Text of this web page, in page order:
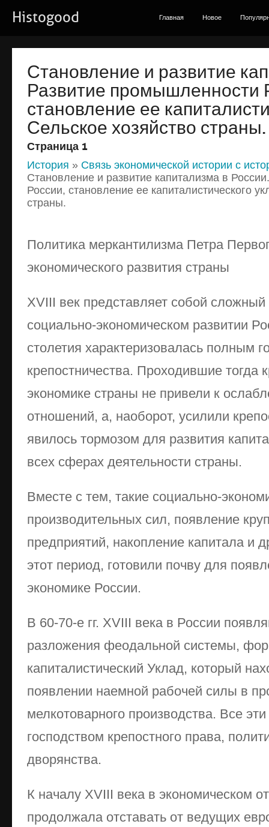
Histogood Главная Новое
Становление и развитие
Развитие промышленности
становление ее
Сельское хозяйство страны.
Страница 1
История » Связь экономической истории с
Становление и развитие капитализма в
России, становление ее капиталистического
страны.
Политика меркантилизма Петра
экономического развития страны
XVIII век представляет собой
социально-экономическом развитии
столетия характеризовалась полным
крепостничества. Проходившие тогда
экономике страны не привели к
отношений, а, наоборот, усилили
явилось тормозом для развития
всех сферах деятельности страны.
Вместе с тем, такие социально-
производительных сил, появление
предприятий, накопление капитала и
этот период, готовили почву для
экономике России.
В 60-70-е гг. XVIII века в России
разложения феодальной системы,
капиталистический Уклад, который
появлении наемной рабочей силы в
мелкотоварного производства. Все
господством крепостного права,
дворянства.
К началу XVIII века в экономическом
продолжала отставать от ведущих